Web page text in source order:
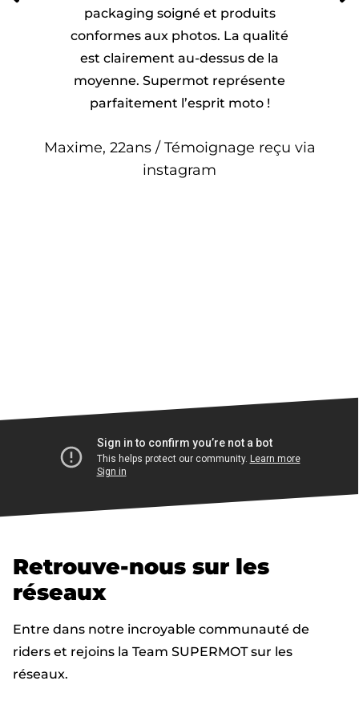
packaging soigné et produits
conformes aux photos. La qualité
est clairement au-dessus de la
moyenne. Supermot représente
parfaitement l’esprit moto !
Maxime, 22ans / Témoignage reçu via
instagram
Retrouve-nous sur les
réseaux
Entre dans notre incroyable communauté de
riders et rejoins la Team SUPERMOT sur les
réseaux.